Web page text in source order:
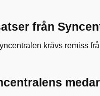
från
krävs remiss